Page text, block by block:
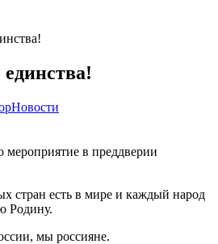
Новости
в преддверии
стран есть в мире и каждый народ
Родину.
мы россияне.